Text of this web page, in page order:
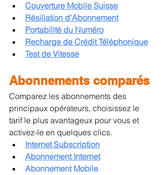
Couverture Mobile Suisse
Résiliation d'Abonnement
Portabilité du Numéro
Recharge de Crédit Téléphonique
Test de Vitesse
Abonnements comparés
Comparez les abonnements des
principaux opérateurs, choisissez le
tarif le plus avantageux pour vous et
activez-le en quelques clics.
Internet Subscription
Abonnement Internet
Abonnement Mobile